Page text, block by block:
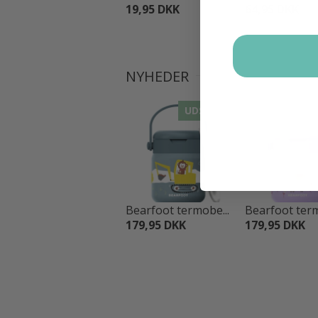
19,95 DKK
NYHEDER
UDSALG
Bearfoot termobe...
179,95 DKK
Bearfoot
179,95 DKK